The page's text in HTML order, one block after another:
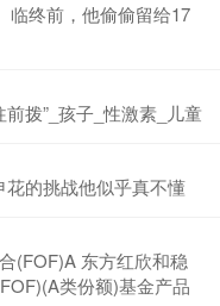
临终前，他偷偷留给17
拨”_孩子_性激素_儿童
的挑战他似乎真不懂
(FOF)A 东方红欣和稳
类份额)基金产品